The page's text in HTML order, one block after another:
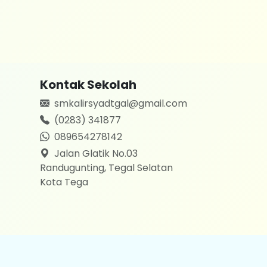
Kontak Sekolah
smkalirsyadtgal@gmail.com
(0283) 341877
089654278142
Jalan Glatik No.03
Randugunting, Tegal Selatan
Kota Tega